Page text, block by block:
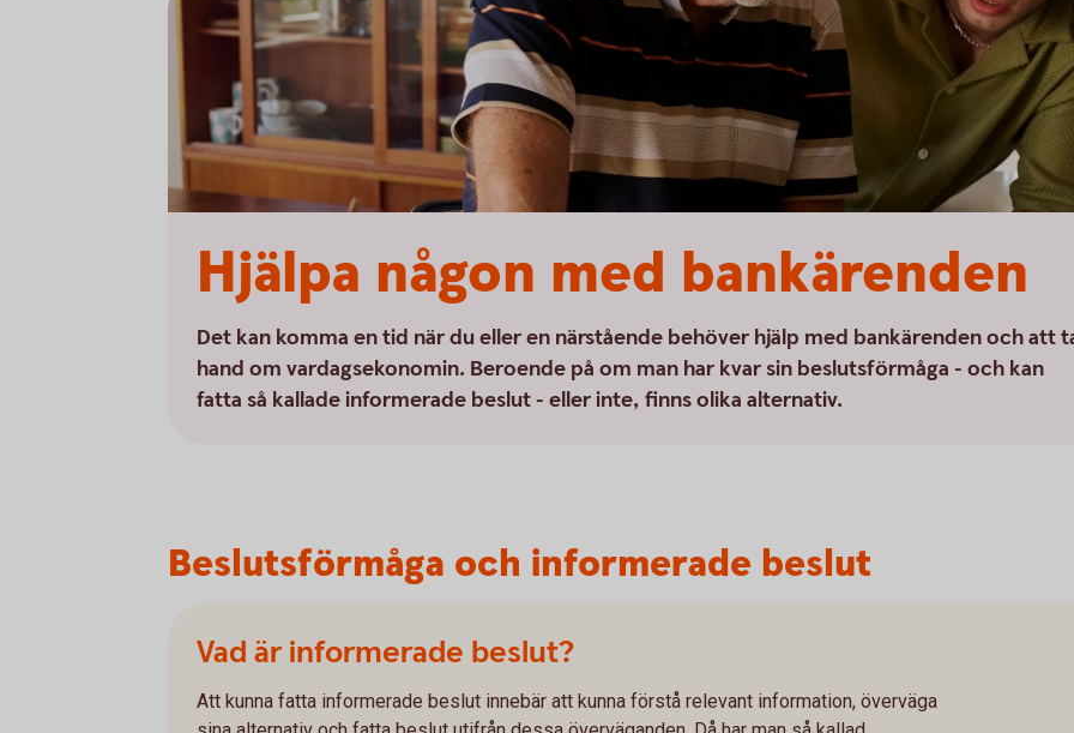
Hjälpa någon med bankärenden
Det kan komma en tid när du eller en närstående behöver hjälp med bankärenden och att
hand om vardagsekonomin. Beroende på om man har kvar sin beslutsförmåga - och kan
fatta så kallade informerade beslut - eller inte, finns olika alternativ.
Beslutsförmåga och informerade beslut
Vad är informerade beslut?
Att kunna fatta informerade beslut innebär att kunna förstå relevant information, överväga